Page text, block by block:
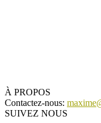
À PROPOS
Contactez-nous:
SUIVEZ NOUS